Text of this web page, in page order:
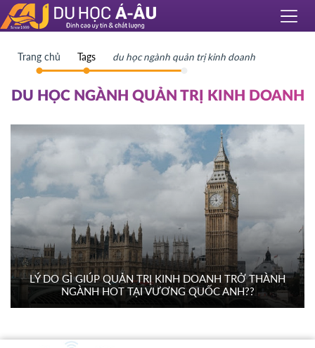
Trang chủ Tags du học ngành quản trị kinh doanh
DU HỌC NGÀNH QUẢN TRỊ KINH DOANH
LÝ DO GÌ GIÚP QUẢN TRỊ KINH DOANH TRỞ THÀNH
NGÀNH HOT TẠI VƯƠNG QUỐC ANH??